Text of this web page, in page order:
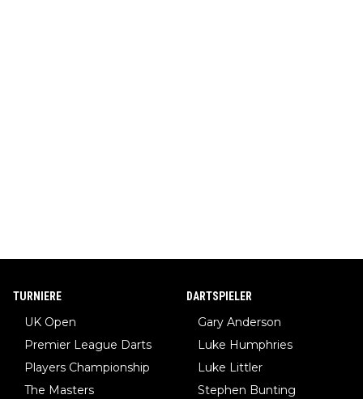
TURNIERE
UK Open
Premier League Darts
Players Championship
The Masters
DARTSPIELER
Gary Anderson
Luke Humphries
Luke Littler
Stephen Bunting